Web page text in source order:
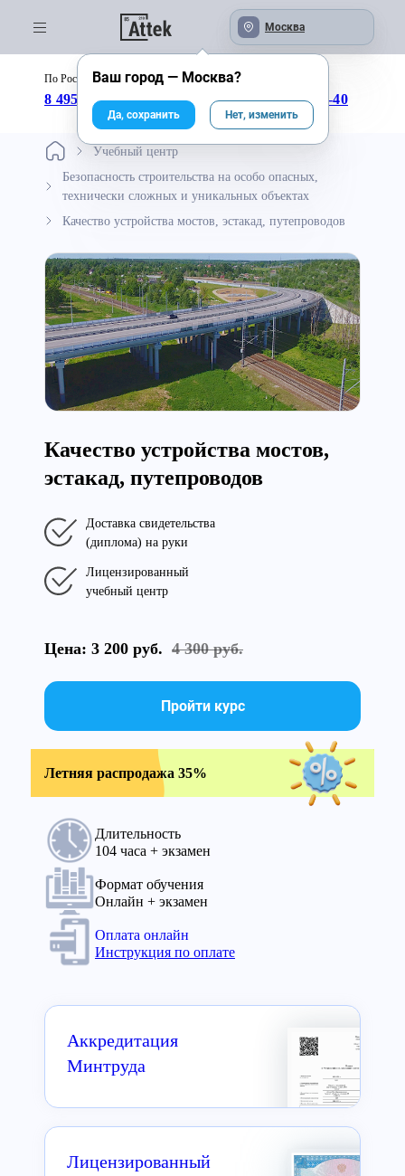
Москва
По России бесплатно:
8 495 246-04-43 8 800 333-25-40
Учебный центр
Безопасность строительства на особо опасных,
технически сложных и уникальных объектах
Качество устройства мостов, эстакад, путепроводов
Качество устройства мостов,
эстакад, путепроводов
Доставка свидетельства
(диплома) на руки
Лицензированный
учебный центр
Цена: 3 200 руб. 4 300 руб.
Пройти курс
Летняя распродажа 35%
Длительность
104 часа + экзамен
Формат обучения
Онлайн + экзамен
Оплата онлайн
Инструкция по оплате
Аккредитация
Минтруда
Лицензированный
Ваш город — Москва?
Да, сохранить Нет, изменить